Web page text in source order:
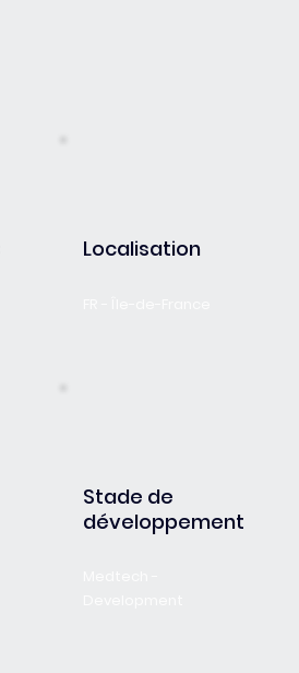
Localisation
Stade de
développement